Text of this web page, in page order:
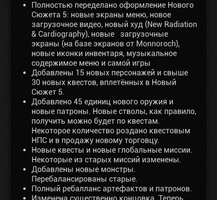
Полностью переделано оформление Нового
Сюжета 5: новые экраны меню, новое
загрузочное видео, новый худ (New Radiation
& Cardiography), новые загрузочные
экраны (на базе экранов от Monnoroch),
новые иконки инвентаря, музыкальное
содержимое меню и самой игры
Добавлены 15 новых персонажей и свыше
30 новых квестов, вплетённых в Новый
Сюжет 5.
Добавлено 45 единиц нового оружия и
новые патроны. Новые стволы, как правило,
получить можно будет по квестам.
Некоторое количество роздано квестовым
НПС и в продажу новому торговцу.
Новые квесты и новые глобальные миссии.
Некоторые из старых миссий изменены.
Добавлены новые монстры.
Перебалансированы старые.
Полный ребалланс артефактов и патронов.